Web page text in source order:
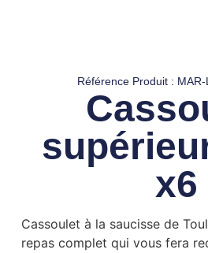
Référence Produit :
x6
Cassoulet à la saucisse de
repas complet qui vous fera